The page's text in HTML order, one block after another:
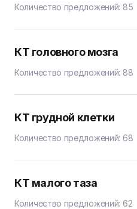
Количество предложений: 85
КТ головного мозга
Количество предложений: 88
КТ грудной клетки
Количество предложений: 68
КТ малого таза
Количество предложений: 62